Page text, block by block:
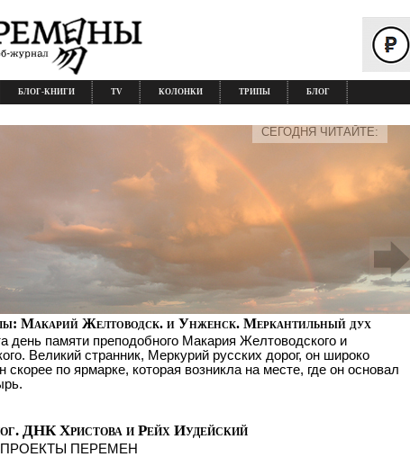
БЛОГ-КНИГИ TV КОЛОНКИ ТРИПЫ БЛОГ
Макарий Желтоводск. и Унженск. Меркантильный дух
день памяти преподобного Макария Желтоводского и
Великий странник, Меркурий русских дорог, он широко
скорее по ярмарке, которая возникла на месте, где он основал
СЕГОДНЯ ЧИТАЙТЕ:
ДНК Христова и Рейх Иудейский
ПРОЕКТЫ ПЕРЕМЕН